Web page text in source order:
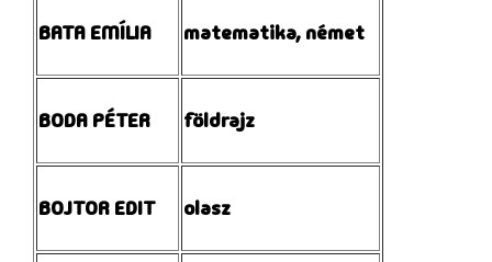
BATA EMÍLIA matematika, német
BODA PÉTER földrajz
BOJTOR EDIT olasz